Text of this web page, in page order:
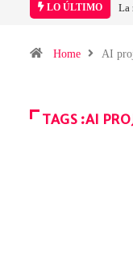
LO ÚLTIMO La
Home AI
TAGS :AI